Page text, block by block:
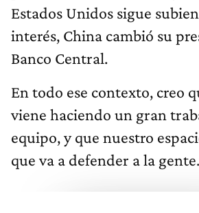
Estados Unidos sigue
interés, China cambió su
Banco Central.
En todo ese contexto, creo
viene haciendo un gran
equipo, y que nuestro
que va a defender a la gente.